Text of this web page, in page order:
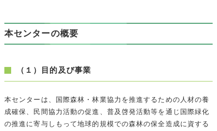
本センターの概要
（１）目的及び事業
本センターは、国際森林・林業協力を推進するための人材の養
成確保、民間協力活動の促進、普及啓発活動等を通じ国際緑化
の推進に寄与しもって地球的規模での森林の保全造成に資する